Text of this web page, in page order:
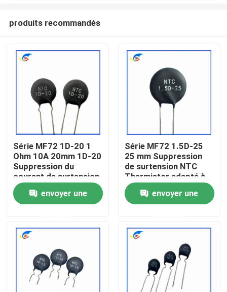
À la maison
Produits
vidéo
À propos de nous
produits recommandés
Série MF72 1D-20 1
Ohm 10A 20mm 1D-20
Suppression du
courant de surtension
NTC Thermistor
adapté à l'alimentation
électrique à haute
envoyer une
Série MF72 1.5D-25
25 mm Suppression
de surtension NTC
Thermistor adapté à
la commutation de
l'alimentation Audio
amplificateur
envoyer une